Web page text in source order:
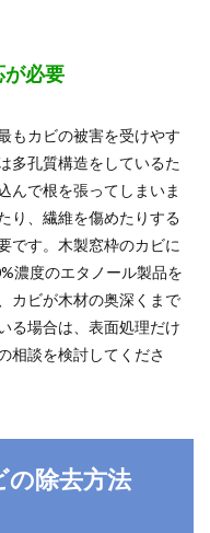
が必要
もカビの被害を受けやす
多孔質構造をしているた
んで根を張ってしまいま
り、繊維を傷めたりする
です。木製窓枠のカビに
濃度のエタノール製品を
カビが木材の奥深くまで
る場合は、表面処理だけ
相談を検討してくださ
の除去方法